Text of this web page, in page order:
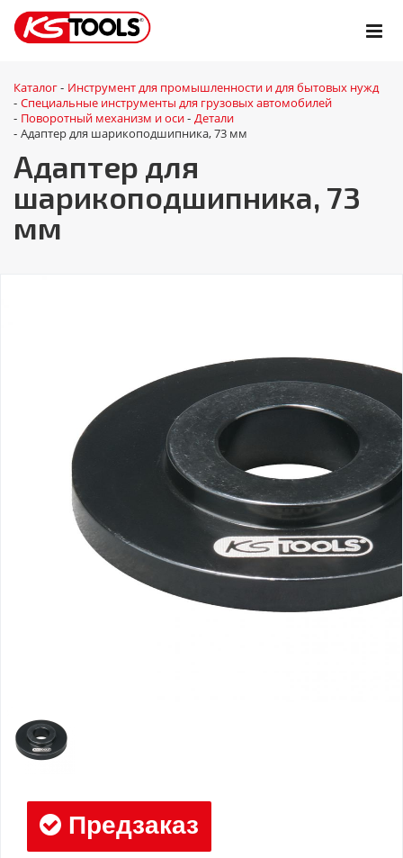
Каталог - Инструмент для промышленности и для бытовых нужд
- Специальные инструменты для грузовых автомобилей
- Поворотный механизм и оси - Детали
- Адаптер для шарикоподшипника, 73 мм
Адаптер для
шарикоподшипника, 73
мм
Предзаказ